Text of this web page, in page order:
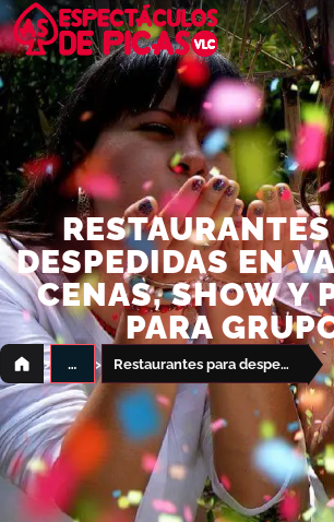
DESPEDIDAS EN
CENAS, SHOW Y
PARA
› … › Restaurantes para despedidas en Valencia: cenas, show y planes para grupos